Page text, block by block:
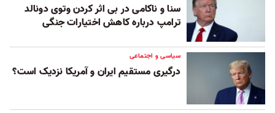
سنا و ناکامی در بی اثر کردن وتوی دونالد
ترامپ درباره کاهش اختیارات جنگی
سیاسی و اجتماعی
درگیری مستقیم ایران و آمریکا نزدیک است؟